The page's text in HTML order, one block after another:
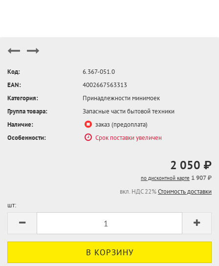
Код:
6.367-051.0
EAN:
4002667563313
Категория:
Принадлежности минимоек
Группа товара:
Запасные части бытовой техники
Наличие:
заказ (предоплата)
Особенности:
Срок поставки увеличен
2 050 ₽
по дисконтной карте 1 907 ₽
вкл. НДС 22%Стоимость доставки
шт: